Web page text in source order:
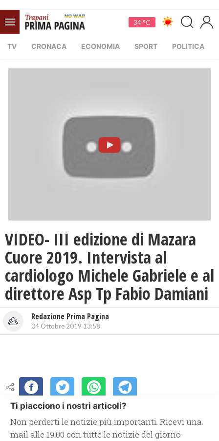
34 °C
TV CRONACA ECONOMIA SPORT POLITICA
VIDEO- III edizione di Mazara
Cuore 2019. Intervista al
cardiologo Michele Gabriele e al
direttore Asp Tp Fabio Damiani
Redazione Prima Pagina
04 Ottobre 2019 13:58
Ti piacciono i nostri articoli?
Non perderti le notizie più importanti. Ricevi una
mail alle 19.00 con tutte le notizie del giorno